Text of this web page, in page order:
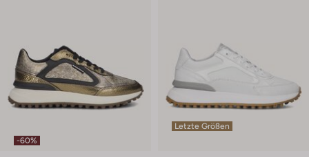
-60%
Letzte Größen